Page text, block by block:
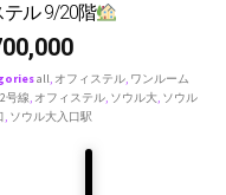
テル 9/20階
all, オフィステル, ワンルーム
2号線, オフィステル, ソウル大, ソウル
, ソウル大入口駅